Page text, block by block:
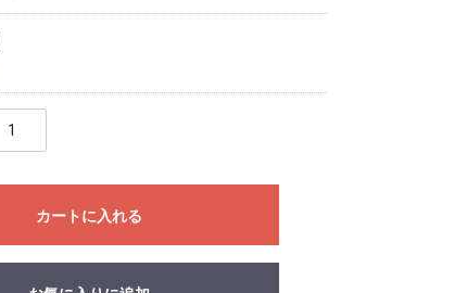
カートに入れる